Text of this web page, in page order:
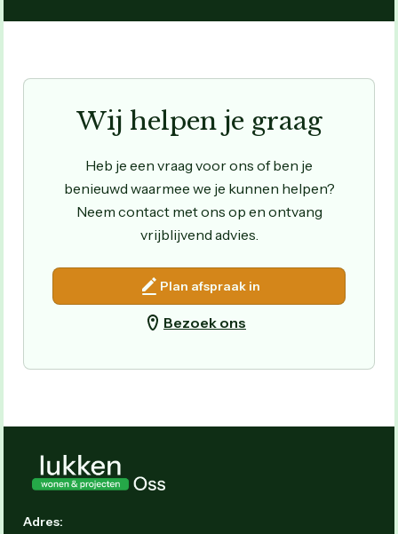
Wij helpen je graag
Heb je een vraag voor ons of ben je
benieuwd waarmee we je kunnen helpen?
Neem contact met ons op en ontvang
vrijblijvend advies.
Plan afspraak in
Bezoek ons
Adres: